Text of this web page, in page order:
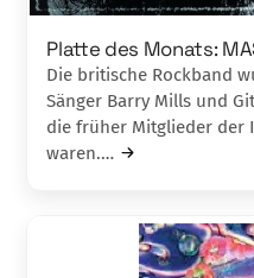
Platte des Monats:
Die britische Rockband
Sänger Barry Mills und
die früher Mitglieder der
waren.…